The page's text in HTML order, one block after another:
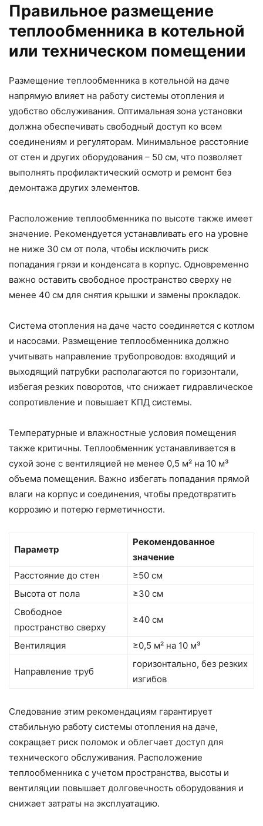
Правильное размещение
теплообменника в котельной
или техническом помещении
Размещение теплообменника в котельной на даче
напрямую влияет на работу системы отопления и
удобство обслуживания. Оптимальная зона установки
должна обеспечивать свободный доступ ко всем
соединениям и регуляторам. Минимальное расстояние
от стен и других оборудования – 50 см, что позволяет
выполнять профилактический осмотр и ремонт без
демонтажа других элементов.
Расположение теплообменника по высоте также имеет
значение. Рекомендуется устанавливать его на уровне
не ниже 30 см от пола, чтобы исключить риск
попадания грязи и конденсата в корпус. Одновременно
важно оставить свободное пространство сверху не
менее 40 см для снятия крышки и замены прокладок.
Система отопления на даче часто соединяется с котлом
и насосами. Размещение теплообменника должно
учитывать направление трубопроводов: входящий и
выходящий патрубки располагаются по горизонтали,
избегая резких поворотов, что снижает гидравлическое
сопротивление и повышает КПД системы.
Температурные и влажностные условия помещения
также критичны. Теплообменник устанавливается в
сухой зоне с вентиляцией не менее 0,5 м² на 10 м³
объема помещения. Важно избегать попадания прямой
влаги на корпус и соединения, чтобы предотвратить
коррозию и потерю герметичности.
Параметр
Рекомендованное
значение
Расстояние до стен
≥50 см
Высота от пола
≥30 см
Свободное
пространство сверху
≥40 см
Вентиляция ≥0,5 м² на 10 м³
Направление труб
горизонтально, без резких
изгибов
Следование этим рекомендациям гарантирует
стабильную работу системы отопления на даче,
сокращает риск поломок и облегчает доступ для
технического обслуживания. Расположение
теплообменника с учетом пространства, высоты и
вентиляции повышает долговечность оборудования и
снижает затраты на эксплуатацию.